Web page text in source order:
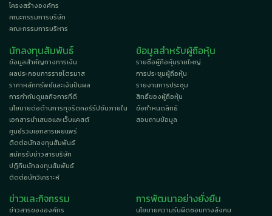
โครงสร้างองค์กร
คณะกรรมการบริษัท
คณะกรรมการบริหาร
นักลงทุนสัมพันธ์
ข้อมูลสำคัญทางการเงิน
ผลประกอบการรายไตรมาส
ราคาหลักทรัพย์และเงินปันผล
การกำกับดูแลกิจการที่ดี
นโยบายต่อต้านการทุจริตคอร์รัปชันภายใน
เอกสารนำเสนอและเว็บแคสต์
ศูนย์รวมเอกสารเผยแพร่
ติดต่อนักลงทุนสัมพันธ์
สมัครรับข่าวสารบริษัท
ปฏิทินนักลงทุนสัมพันธ์
ติดต่อนักวิเคราะห์
ข้อมูลสำหรับผู้ถือหุ้น
รายชื่อผู้ถือหุ้นรายใหญ่
การประชุมผู้ถือหุ้น
รายงานการประชุม
สิทธิ์ของผู้ถือหุ้น
ข้อกำหนดสิทธิ
สอบถามข้อมูล
ข่าวและกิจกรรม
ข่าวสารขององค์กร
การพัฒนาอย่างยั่งยืน
นโยบายความรับผิดชอบทางสังคม